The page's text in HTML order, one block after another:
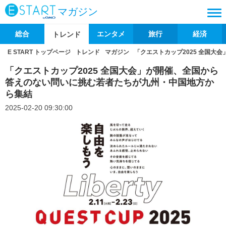
マガジン
総合 トレンド エンタメ 旅行 経済
E START トップページ トレンド マガジン 「クエストカップ2025 全国大
「クエストカップ2025 全国大会」が開催、全国から
答えのない問いに挑む若者たちが九州・中国地方か
ら集結
2025-02-20 09:30:00